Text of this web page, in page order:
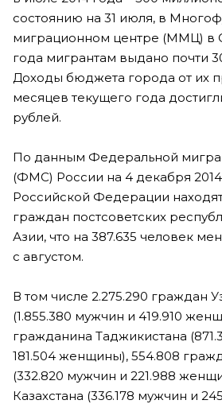
состоянию на 31 июля, в
миграционном центре (ММЦ) в
года мигрантам выдано почти
Доходы бюджета города от их
месяцев текущего года
рублей.
По данным Федеральной
(ФМС) России на 4 декабря 2014
Российской Федерации
граждан постсоветских
Азии, что на 387.635 человек
с августом.
В том числе 2.275.290 граждан
(1.855.380 мужчин и 419.910
гражданина Таджикистана
181.504 женщины), 554.808
(332.820 мужчин и 221.988
Казахстана (336.178 мужчин и